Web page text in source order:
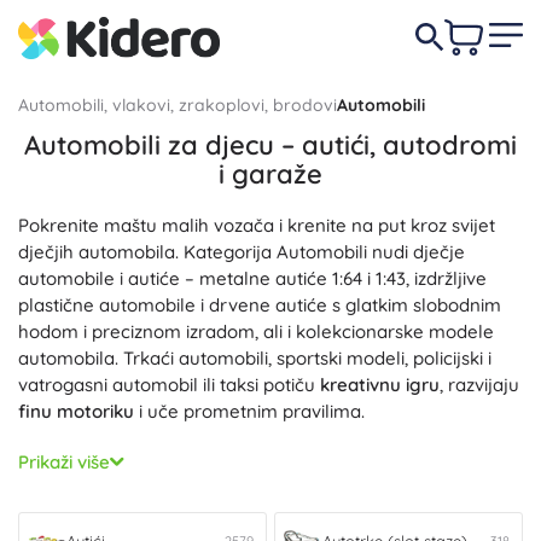
Automobili, vlakovi, zrakoplovi, brodoviAutomobili
Automobili za djecu – autići, autodromi
i garaže
Pokrenite maštu malih vozača i krenite na put kroz svijet
dječjih automobila. Kategorija Automobili nudi dječje
automobile i autiće – metalne autiće 1:64 i 1:43, izdržljive
plastične automobile i drvene autiće s glatkim slobodnim
hodom i preciznom izradom, ali i kolekcionarske modele
automobila. Trkaći automobili, sportski modeli, policijski i
vatrogasni automobil ili taksi potiču kreativnu igru, razvijaju
finu motoriku i uče prometnim pravilima.
Ljubitelji brzine cijenit će
mehaničke – koji donose
raznih tipova: klasični modeli, gradska i vozila hitnih službi,
Prikaži više